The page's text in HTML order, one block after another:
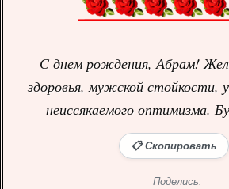
С днем рождения, Абрам!
здоровья, мужской стойкости,
неиссякаемого оптимизма.
📋 Скопировать
Поделись: